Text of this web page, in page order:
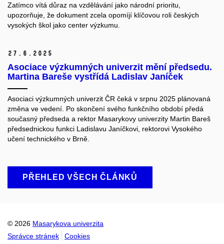
Zatímco vítá důraz na vzdělávání jako národní prioritu,
upozorňuje, že dokument zcela opomíjí klíčovou roli českých
vysokých škol jako center výzkumu.
27. 6. 2025
Asociace výzkumných univerzit mění předsedu.
Martina Bareše vystřídá Ladislav Janíček
Asociaci výzkumných univerzit ČR čeká v srpnu 2025 plánovaná
změna ve vedení. Po skončení svého funkčního období předá
současný předseda a rektor Masarykovy univerzity Martin Bareš
předsednickou funkci Ladislavu Janíčkovi, rektorovi Vysokého
učení technického v Brně.
PŘEHLED VŠECH ČLÁNKŮ
© 2026 Masarykova univerzita
Správce stránek
Cookies